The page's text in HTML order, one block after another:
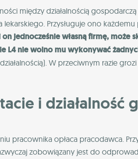
między działalnością
lekarskiego. Przysługuje ono
jednocześnie własną firmę, może
L4 nie wolno mu wykonywać
W przeciwnym razie
i działalność
pracownika opłaca pracodawca.
zobowiązany jest do